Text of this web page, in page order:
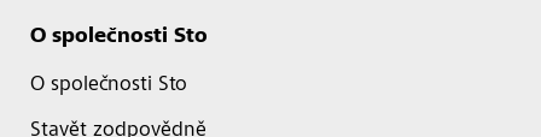
O společnosti Sto
O společnosti Sto
Stavět zodpovědně